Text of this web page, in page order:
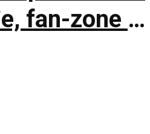
fan-zone i
za